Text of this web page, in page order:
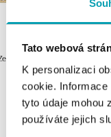
Tato webová
K personalizaci
cookie.
tyto údaje mohou
používáte jejich
Signature